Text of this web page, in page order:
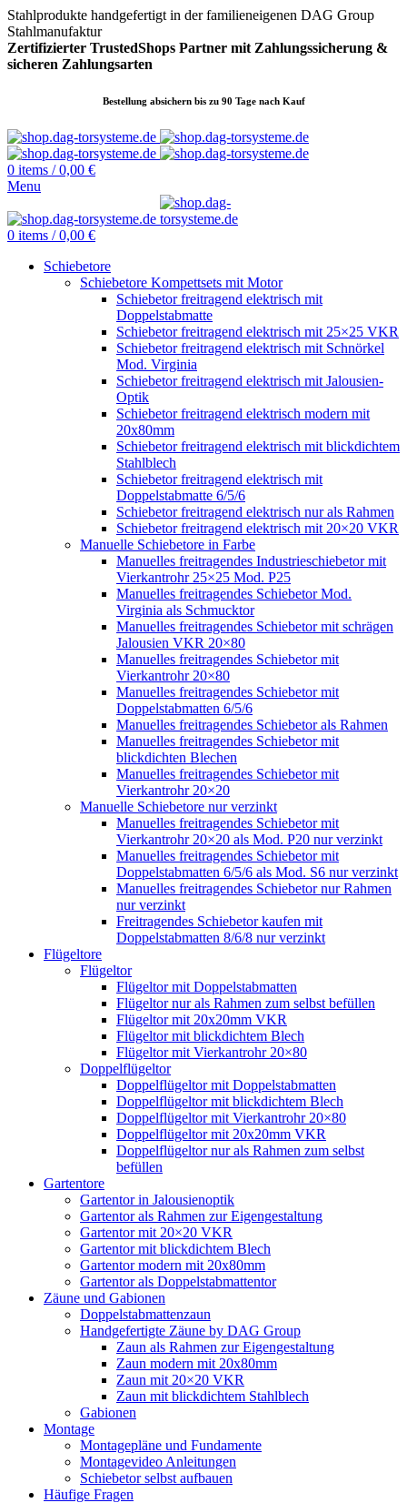
Stahlprodukte handgefertigt in der familieneigenen DAG Group
Stahlmanufaktur
Zertifizierter TrustedShops Partner mit Zahlungssicherung &
sicheren Zahlungsarten
Bestellung absichern bis zu 90 Tage nach Kauf
0 items / 0,00 €
Menu
0 items / 0,00 €
Schiebetore
Schiebetore Kompettsets mit Motor
Schiebetor freitragend elektrisch mit
Doppelstabmatte
Schiebetor freitragend elektrisch mit 25×25 VKR
Schiebetor freitragend elektrisch mit Schnörkel
Mod. Virginia
Schiebetor freitragend elektrisch mit Jalousien-
Optik
Schiebetor freitragend elektrisch modern mit
20x80mm
Schiebetor freitragend elektrisch mit blickdichtem
Stahlblech
Schiebetor freitragend elektrisch mit
Doppelstabmatte 6/5/6
Schiebetor freitragend elektrisch nur als Rahmen
Schiebetor freitragend elektrisch mit 20×20 VKR
Manuelle Schiebetore in Farbe
Manuelles freitragendes Industrieschiebetor mit
Vierkantrohr 25×25 Mod. P25
Manuelles freitragendes Schiebetor Mod.
Virginia als Schmucktor
Manuelles freitragendes Schiebetor mit schrägen
Jalousien VKR 20×80
Manuelles freitragendes Schiebetor mit
Vierkantrohr 20×80
Manuelles freitragendes Schiebetor mit
Doppelstabmatten 6/5/6
Manuelles freitragendes Schiebetor als Rahmen
Manuelles freitragendes Schiebetor mit
blickdichten Blechen
Manuelles freitragendes Schiebetor mit
Vierkantrohr 20×20
Manuelle Schiebetore nur verzinkt
Manuelles freitragendes Schiebetor mit
Vierkantrohr 20×20 als Mod. P20 nur verzinkt
Manuelles freitragendes Schiebetor mit
Doppelstabmatten 6/5/6 als Mod. S6 nur verzinkt
Manuelles freitragendes Schiebetor nur Rahmen
nur verzinkt
Freitragendes Schiebetor kaufen mit
Doppelstabmatten 8/6/8 nur verzinkt
Flügeltore
Flügeltor
Flügeltor mit Doppelstabmatten
Flügeltor nur als Rahmen zum selbst befüllen
Flügeltor mit 20x20mm VKR
Flügeltor mit blickdichtem Blech
Flügeltor mit Vierkantrohr 20×80
Doppelflügeltor
Doppelflügeltor mit Doppelstabmatten
Doppelflügeltor mit blickdichtem Blech
Doppelflügeltor mit Vierkantrohr 20×80
Doppelflügeltor mit 20x20mm VKR
Doppelflügeltor nur als Rahmen zum selbst
befüllen
Gartentore
Gartentor in Jalousienoptik
Gartentor als Rahmen zur Eigengestaltung
Gartentor mit 20×20 VKR
Gartentor mit blickdichtem Blech
Gartentor modern mit 20x80mm
Gartentor als Doppelstabmattentor
Zäune und Gabionen
Doppelstabmattenzaun
Handgefertigte Zäune by DAG Group
Zaun als Rahmen zur Eigengestaltung
Zaun modern mit 20x80mm
Zaun mit 20×20 VKR
Zaun mit blickdichtem Stahlblech
Gabionen
Montage
Montagepläne und Fundamente
Montagevideo Anleitungen
Schiebetor selbst aufbauen
Häufige Fragen